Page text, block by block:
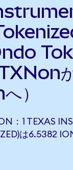
）
：1 TEXAS
は6.5382